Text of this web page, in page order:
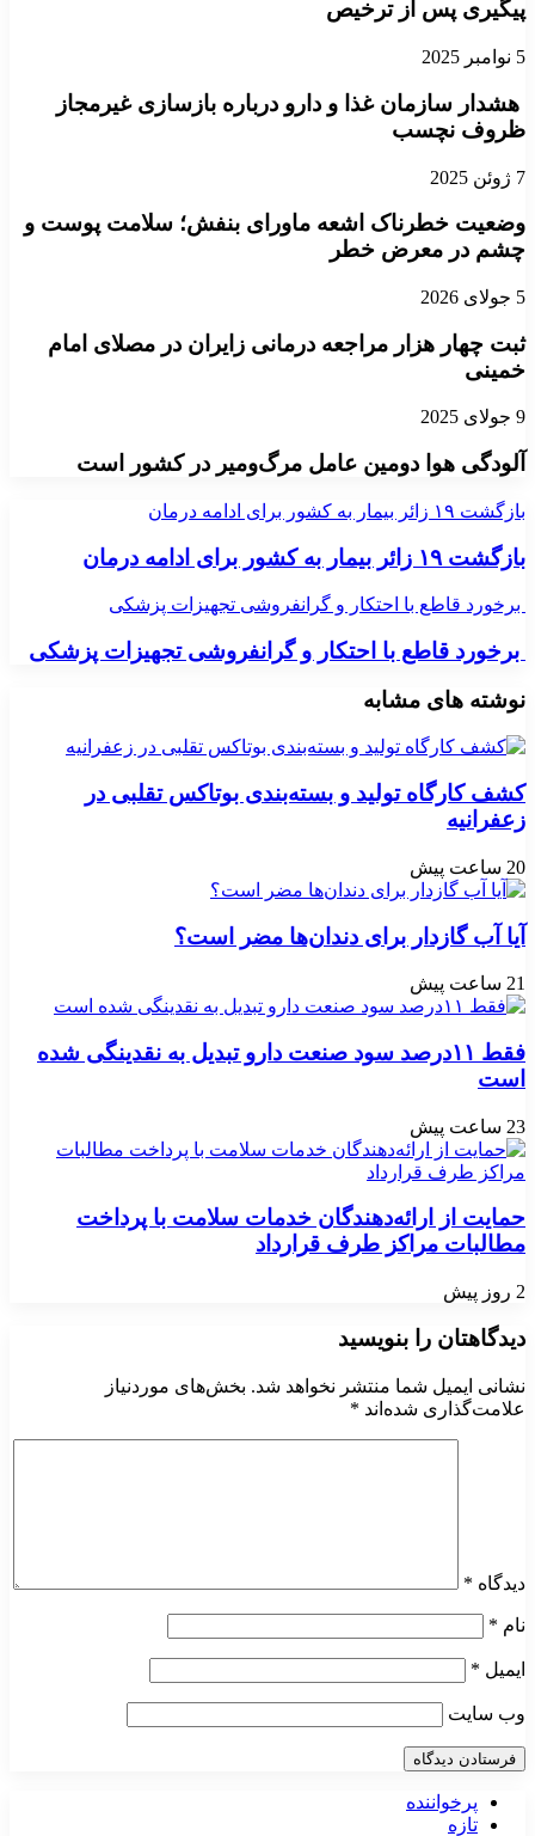
پیگیری پس از ترخیص
5 نوامبر 2025
هشدار سازمان غذا و دارو درباره بازسازی غیرمجاز
ظروف نچسب
7 ژوئن 2025
وضعیت خطرناک اشعه ماورای بنفش؛ سلامت پوست و
چشم در معرض خطر
5 جولای 2026
ثبت چهار هزار مراجعه درمانی زایران در مصلای امام
خمینی
9 جولای 2025
آلودگی هوا دومین عامل مرگ‌ومیر در کشور است
بازگشت ۱۹ زائر بیمار به کشور برای ادامه درمان
بازگشت ۱۹ زائر بیمار به کشور برای ادامه درمان
برخورد قاطع با احتکار و گرانفروشی تجهیزات پزشکی
برخورد قاطع با احتکار و گرانفروشی تجهیزات پزشکی
نوشته های مشابه
کشف کارگاه تولید و بسته‌بندی بوتاکس تقلبی در
زعفرانیه
20 ساعت پیش
آیا آب گازدار برای دندان‌ها مضر است؟
21 ساعت پیش
فقط ۱۱‌درصد سود صنعت دارو تبدیل به نقدینگی شده
است
23 ساعت پیش
حمایت از ارائه‌دهندگان خدمات سلامت با پرداخت
مطالبات مراکز طرف قرارداد
2 روز پیش
دیدگاهتان را بنویسید
نشانی ایمیل شما منتشر نخواهد شد. بخش‌های موردنیاز
علامت‌گذاری شده‌اند *
دیدگاه *
نام *
ایمیل *
وب‌ سایت
پرخواننده
تازه